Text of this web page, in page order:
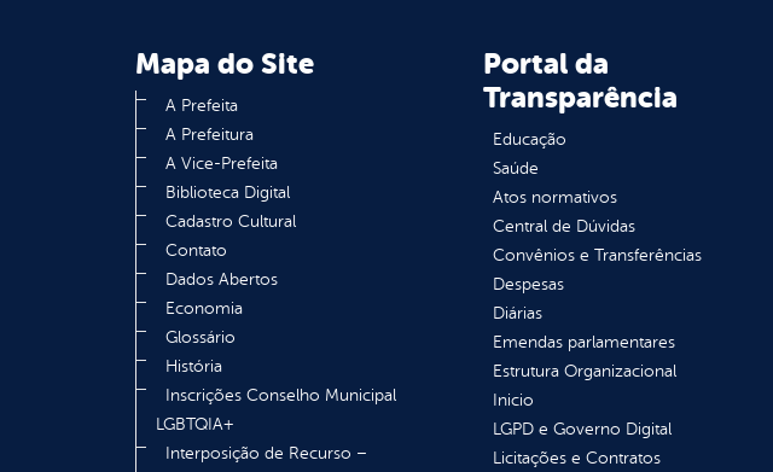
Mapa do Site
A Prefeita
A Prefeitura
A Vice-Prefeita
Biblioteca Digital
Cadastro Cultural
Contato
Dados Abertos
Economia
Glossário
História
Inscrições Conselho Municipal
LGBTQIA+
Interposição de Recurso –
Portal da
Transparência
Educação
Saúde
Atos normativos
Central de Dúvidas
Convênios e Transferências
Despesas
Diárias
Emendas parlamentares
Estrutura Organizacional
Inicio
LGPD e Governo Digital
Licitações e Contratos